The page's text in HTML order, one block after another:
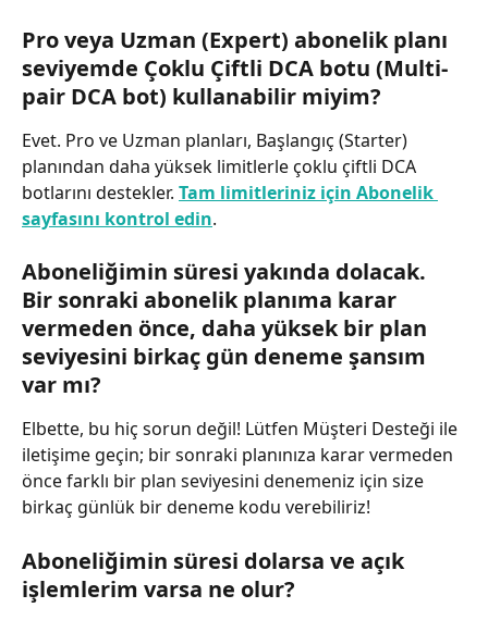
Pro veya Uzman (Expert) abonelik planı
seviyemde Çoklu Çiftli DCA botu (Multi-
pair DCA bot) kullanabilir miyim?
Evet. Pro ve Uzman planları, Başlangıç (Starter)
planından daha yüksek limitlerle çoklu çiftli DCA
botlarını destekler. Tam limitleriniz için Abonelik
sayfasını kontrol edin.
Aboneliğimin süresi yakında dolacak.
Bir sonraki abonelik planıma karar
vermeden önce, daha yüksek bir plan
seviyesini birkaç gün deneme şansım
var mı?
Elbette, bu hiç sorun değil! Lütfen Müşteri Desteği ile
iletişime geçin; bir sonraki planınıza karar vermeden
önce farklı bir plan seviyesini denemeniz için size
birkaç günlük bir deneme kodu verebiliriz!
Aboneliğimin süresi dolarsa ve açık
işlemlerim varsa ne olur?